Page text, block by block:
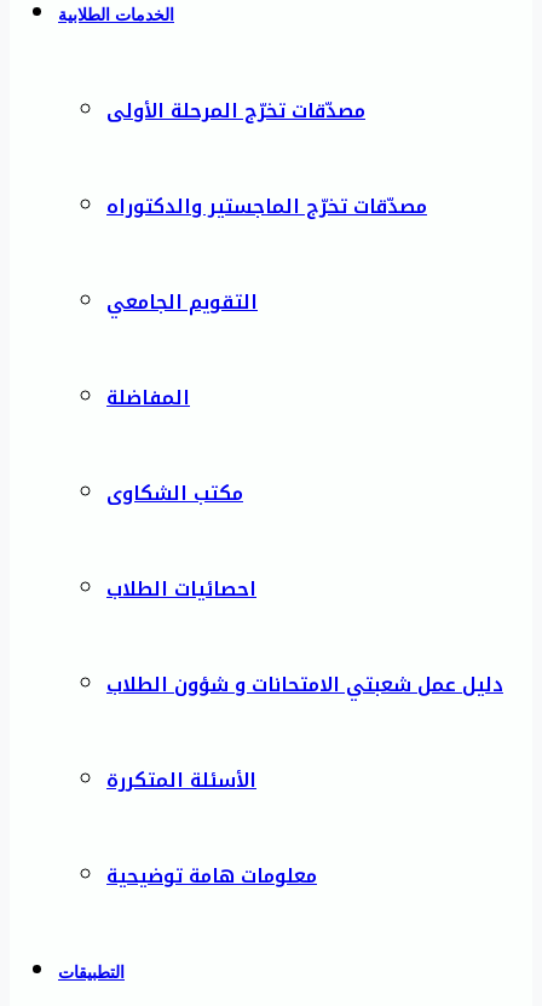
الخدمات الطلابية
مصدّقات تخرّج المرحلة الأولى
مصدّقات تخرّج الماجستير والدكتوراه
التقويم الجامعي
المفاضلة
مكتب الشكاوى
احصائيات الطلاب
دليل عمل شعبتي الامتحانات و شؤون الطلاب
الأسئلة المتكررة
معلومات هامة توضيحية
التطبيقات